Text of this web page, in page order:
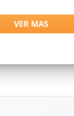
VER MAS